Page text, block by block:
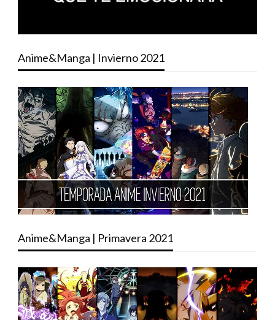
Anime&Manga | Invierno 2021
Anime&Manga | Primavera 2021